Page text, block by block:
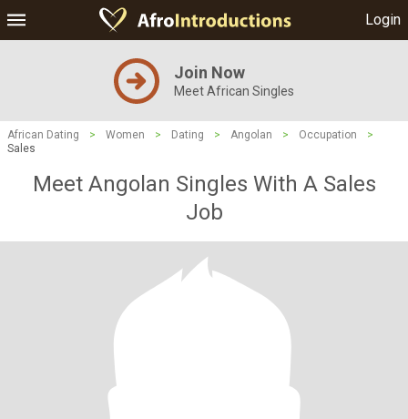
Login
Join Now
Meet African Singles
African Dating > Women > Dating > Angolan > Occupation
>
Sales
Meet Angolan Singles With A Sales
Job